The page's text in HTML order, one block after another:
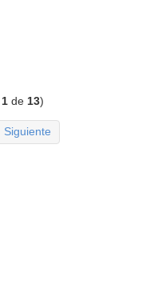
1 de 13)
Siguiente